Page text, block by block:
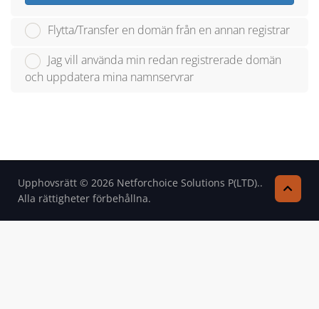
Flytta/Transfer en domän från en annan registrar
Jag vill använda min redan registrerade domän
och uppdatera mina namnservrar
Upphovsrätt © 2026 Netforchoice Solutions P(LTD)..
Alla rättigheter förbehållna.